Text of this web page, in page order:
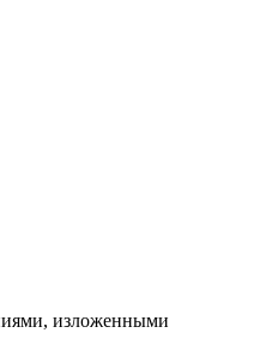
изложенными